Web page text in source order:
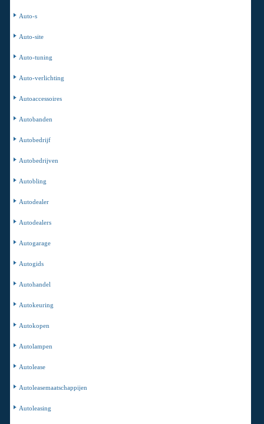
Auto-s
Auto-site
Auto-tuning
Auto-verlichting
Autoaccessoires
Autobanden
Autobedrijf
Autobedrijven
Autobling
Autodealer
Autodealers
Autogarage
Autogids
Autohandel
Autokeuring
Autokopen
Autolampen
Autolease
Autoleasemaatschappijen
Autoleasing